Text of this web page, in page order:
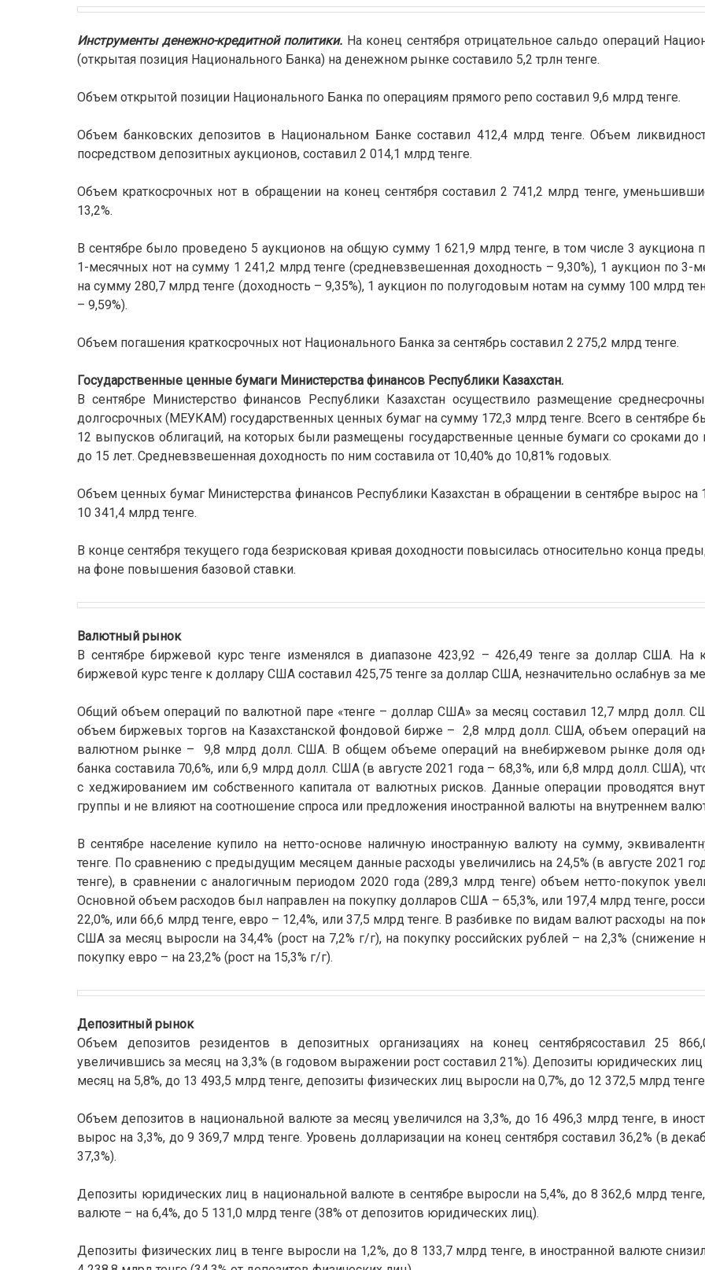
Инструменты денежно-кредитной политики. На конец сентября отрицательное сальдо операций
(открытая позиция Национального Банка) на денежном рынке составило 5,2 трлн тенге.
Объем открытой позиции Национального Банка по операциям прямого репо составил 9,6 млрд тенге.
Объем банковских депозитов в Национальном Банке составил 412,4 млрд тенге. Объем
посредством депозитных аукционов, составил 2 014,1 млрд тенге.
Объем краткосрочных нот в обращении на конец сентября составил 2 741,2 млрд тенге,
13,2%.
В сентябре было проведено 5 аукционов на общую сумму 1 621,9 млрд тенге, в том числе 3 аукциона
1-месячных нот на сумму 1 241,2 млрд тенге (средневзвешенная доходность – 9,30%), 1 аукцион по 3-
на сумму 280,7 млрд тенге (доходность – 9,35%), 1 аукцион по полугодовым нотам на сумму 100 млрд
– 9,59%).
Объем погашения краткосрочных нот Национального Банка за сентябрь составил 2 275,2 млрд тенге.
Государственные ценные бумаги Министерства финансов Республики Казахстан.
В сентябре Министерство финансов Республики Казахстан осуществило размещение
долгосрочных (МЕУКАМ) государственных ценных бумаг на сумму 172,3 млрд тенге. Всего в сентябре
12 выпусков облигаций, на которых были размещены государственные ценные бумаги со сроками до
до 15 лет. Средневзвешенная доходность по ним составила от 10,40% до 10,81% годовых.
Объем ценных бумаг Министерства финансов Республики Казахстан в обращении в сентябре вырос на
10 341,4 млрд тенге.
В конце сентября текущего года безрисковая кривая доходности повысилась относительно конца
на фоне повышения базовой ставки.
Валютный рынок
В сентябре биржевой курс тенге изменялся в диапазоне 423,92 – 426,49 тенге за доллар США. На
биржевой курс тенге к доллару США составил 425,75 тенге за доллар США, незначительно ослабнув за
Общий объем операций по валютной паре «тенге – доллар США» за месяц составил 12,7 млрд долл.
объем биржевых торгов на Казахстанской фондовой бирже – 2,8 млрд долл. США, объем операций
валютном рынке – 9,8 млрд долл. США. В общем объеме операций на внебиржевом рынке доля
банка составила 70,6%, или 6,9 млрд долл. США (в августе 2021 года – 68,3%, или 6,8 млрд долл. США),
с хеджированием им собственного капитала от валютных рисков. Данные операции проводятся
группы и не влияют на соотношение спроса или предложения иностранной валюты на внутреннем
В сентябре население купило на нетто-основе наличную иностранную валюту на сумму,
тенге. По сравнению с предыдущим месяцем данные расходы увеличились на 24,5% (в августе 2021
тенге), в сравнении с аналогичным периодом 2020 года (289,3 млрд тенге) объем нетто-покупок
Основной объем расходов был направлен на покупку долларов США – 65,3%, или 197,4 млрд тенге,
22,0%, или 66,6 млрд тенге, евро – 12,4%, или 37,5 млрд тенге. В разбивке по видам валют расходы на
США за месяц выросли на 34,4% (рост на 7,2% г/г), на покупку российских рублей – на 2,3% (снижение
покупку евро – на 23,2% (рост на 15,3% г/г).
Депозитный рынок
Объем депозитов резидентов в депозитных организациях на конец
сентябрясоставил 25
увеличившись за месяц на 3,3% (в годовом выражении рост составил 21%). Депозиты юридических
месяц на 5,8%, до 13 493,5 млрд тенге, депозиты физических лиц выросли на 0,7%, до 12 372,5 млрд
Объем депозитов в национальной валюте за месяц увеличился на 3,3%, до 16 496,3 млрд тенге, в
вырос на 3,3%, до 9 369,7 млрд тенге. Уровень долларизации на конец сентября составил 36,2% (в
37,3%).
Депозиты юридических лиц в национальной валюте в сентябре выросли на 5,4%, до 8 362,6 млрд
валюте – на 6,4%, до 5 131,0 млрд тенге (38% от депозитов юридических лиц).
Депозиты физических лиц в тенге выросли на 1,2%, до 8 133,7 млрд тенге, в иностранной валюте